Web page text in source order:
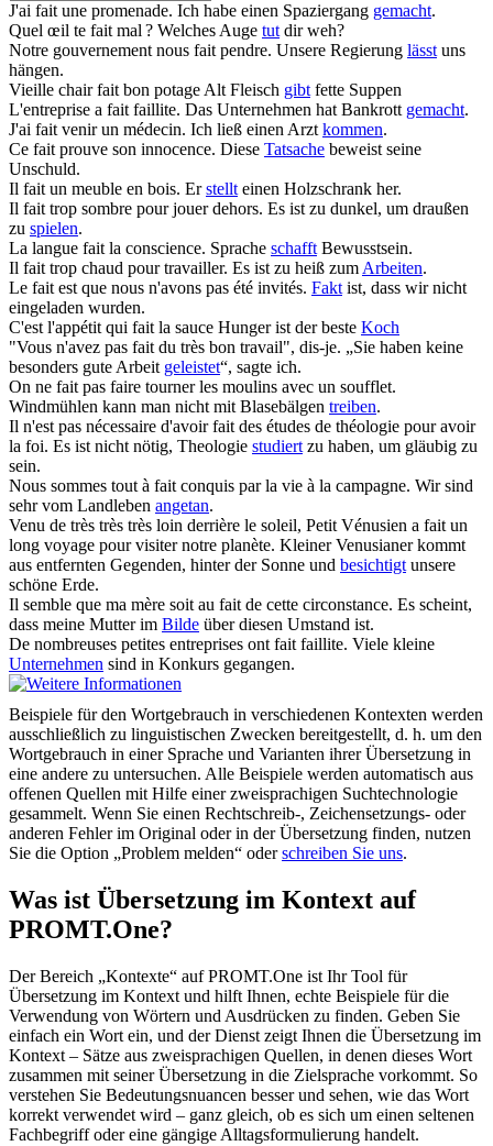
J'ai faitune promenade. Ich habe einen Spaziergang gemacht.
Quel œil te faitmal ? Welches Auge tutdir weh?
Notre gouvernement nous faitpendre. Unsere Regierung lässtuns
hängen.
Vieille chairfaitbon potageAlt Fleisch gibtfette Suppen
L'entreprise a faitfaillite. Das Unternehmen hat Bankrott gemacht.
J'ai faitvenir un médecin. Ich ließ einen Arztkommen.
Ce faitprouve son innocence. Diese Tatsache beweist seine
Unschuld.
Il faitun meuble en bois. Erstellteinen Holzschrank her.
Il faittrop sombre pour jouer dehors. Es ist zu dunkel, um draußen
zu spielen.
La langue faitla conscience. Sprache schafftBewusstsein.
Il faittrop chaud pour travailler. Es ist zu heiß zumArbeiten.
Le faitest que nous n'avons pas été invités. Faktist, dass wir nicht
eingeladen wurden.
C'est l'appétit qui faitla sauce Hunger ist der beste Koch
"Vous n'avez pas faitdu très bon travail", dis-je. „Sie haben keine
besonders gute Arbeit geleistet“, sagte ich.
On ne faitpas faire tourner les moulins avec un soufflet.
Windmühlen kann man nicht mit Blasebälgen treiben.
Il n'est pas nécessaire d'avoirfaitdes études de théologie pour avoir
la foi. Es ist nicht nötig, Theologie studiertzu haben, um gläubig zu
sein.
Nous sommes tout à faitconquis par la vie à la campagne. Wir sind
sehr vom Landleben angetan.
Venu de très très très loin derrière le soleil, Petit Vénusien a faitun
long voyage pour visiter notre planète. Kleiner Venusianer kommt
aus entfernten Gegenden, hinter der Sonne und besichtigtunsere
schöne Erde.
Il semble que ma mère soit au faitde cette circonstance. Es scheint,
dass meine Mutter im Bilde über diesen Umstand ist.
De nombreuses petites entreprises ontfaitfaillite. Viele kleine
Unternehmen sind in Konkurs gegangen.
Beispiele für den Wortgebrauch in verschiedenen Kontexten werden
ausschließlich zu linguistischen Zwecken bereitgestellt, d. h. um den
Wortgebrauch in einer Sprache und Varianten ihrer Übersetzung in
eine andere zu untersuchen. Alle Beispiele werden automatisch aus
offenen Quellen mit Hilfe einer zweisprachigen Suchtechnologie
gesammelt. Wenn Sie einen Rechtschreib-, Zeichensetzungs- oder
anderen Fehler im Original oder in der Übersetzung finden, nutzen
Sie die Option „Problem melden“ oderschreiben Sie uns.
Was ist Übersetzung im Kontext auf
PROMT.One?
Der Bereich „Kontexte“ auf PROMT.One ist Ihr Tool für
Übersetzung im Kontext und hilft Ihnen, echte Beispiele für die
Verwendung von Wörtern und Ausdrücken zu finden. Geben Sie
einfach ein Wort ein, und der Dienst zeigt Ihnen die Übersetzung im
Kontext – Sätze aus zweisprachigen Quellen, in denen dieses Wort
zusammen mit seiner Übersetzung in die Zielsprache vorkommt. So
verstehen Sie Bedeutungsnuancen besser und sehen, wie das Wort
korrekt verwendet wird – ganz gleich, ob es sich um einen seltenen
Fachbegriff oder eine gängige Alltagsformulierung handelt.